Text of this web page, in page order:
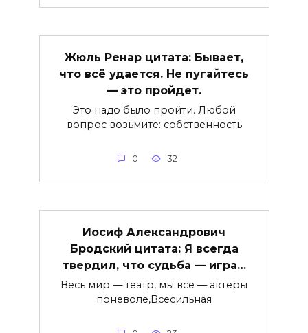
Жюль Ренар цитата: Бывает,
что всё удается. Не пугайтесь
— это пройдет.
Это надо было пройти. Любой
вопрос возьмите: собственность
0 32
Иосиф Александрович
Бродский цитата: Я всегда
твердил, что судьба — игра…
Весь мир — театр, мы все — актеры
поневоле,Всесильная